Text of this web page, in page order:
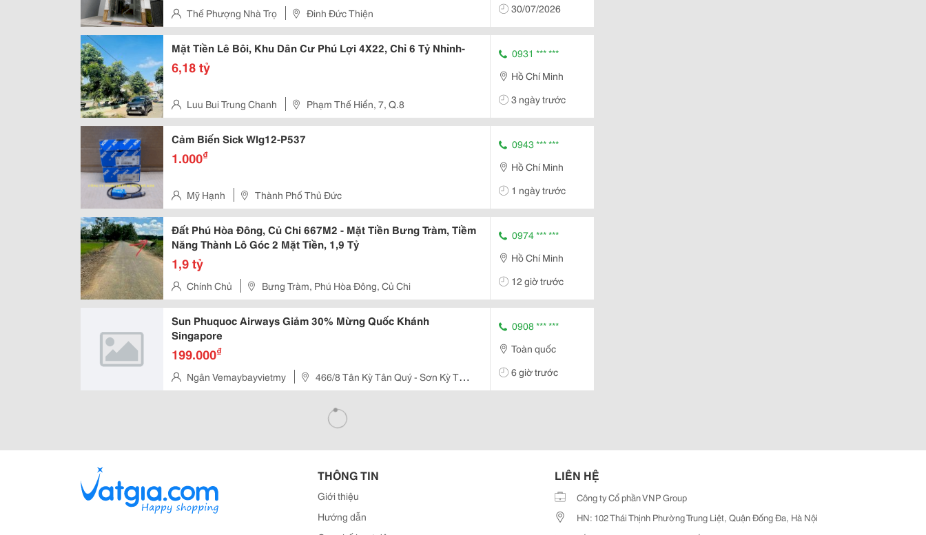
Thế Phượng Nhà Trọ Đinh Đức Thiện
30/07/2026
Mặt Tiền Lê Bôi, Khu Dân Cư Phú Lợi 4X22, Chỉ 6 Tỷ Nhỉnh-
6,18 tỷ
Luu Bui Trung Chanh Phạm Thế Hiển, 7, Q.8
0931 *** ***
Hồ Chí Minh
3 ngày trước
Cảm Biến Sick Wlg12-P537
1.000₫
Mỹ Hạnh Thành Phố Thủ Đức
0943 *** ***
Hồ Chí Minh
1 ngày trước
Đất Phú Hòa Đông, Củ Chi 667M2 - Mặt Tiền Bưng Tràm, Tiềm
Năng Thành Lô Góc 2 Mặt Tiền, 1,9 Tỷ
1,9 tỷ
Chính Chủ Bưng Tràm, Phú Hòa Đông, Củ Chi
0974 *** ***
Hồ Chí Minh
12 giờ trước
Sun Phuquoc Airways Giảm 30% Mừng Quốc Khánh
Singapore
199.000₫
Ngân Vemaybayvietmy
466/8 Tân Kỳ Tân Quý - Sơn Kỳ Tân
Phú Tphcm
0908 *** ***
Toàn quốc
6 giờ trước
THÔNG TIN
Giới thiệu
Hướng dẫn
LIÊN HỆ
Công ty Cổ phần VNP Group
HN: 102 Thái Thịnh Phường Trung Liệt, Quận Đống Đa, Hà Nội